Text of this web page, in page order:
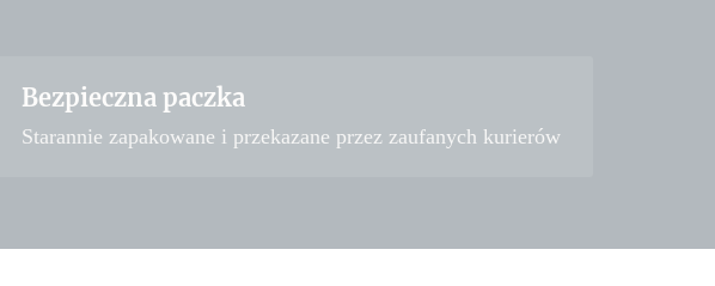
Bezpieczna paczka
Starannie zapakowane i przekazane przez zaufanych kurierów